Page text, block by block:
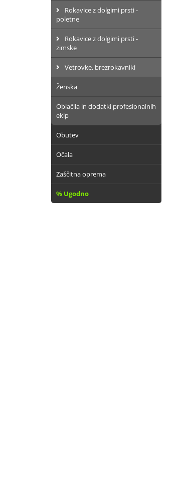
Rokavice z dolgimi prsti -
poletne
Rokavice z dolgimi prsti -
zimske
Vetrovke, brezrokavniki
Ženska
Oblačila in dodatki profesionalnih
ekip
Obutev
Očala
Zaščitna oprema
% Ugodno